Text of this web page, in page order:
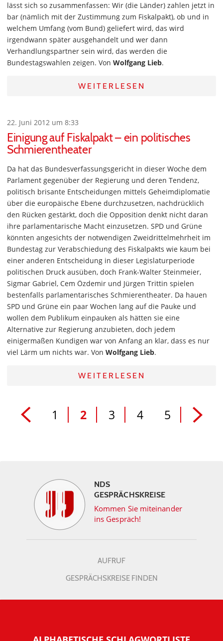
lässt sich so zusammenfassen: Wir (die Länder) zahlen jetzt in
bar (nämlich mit der Zustimmung zum Fiskalpakt), ob und in
welchem Umfang (vom Bund) geliefert wird, das wird
irgendwann später ausgehandelt und wer dann
Verhandlungspartner sein wird, das werden die
Bundestagswahlen zeigen. Von Wolfgang Lieb.
WEITERLESEN
22. Juni 2012 um 8:33
Einigung auf Fiskalpakt – ein politisches
Schmierentheater
Da hat das Bundesverfassungsgericht in dieser Woche dem
Parlament gegenüber der Regierung und deren Tendenz,
politisch brisante Entscheidungen mittels Geheimdiplomatie
über die europäische Ebene durchzusetzen, nachdrücklich
den Rücken gestärkt, doch die Opposition denkt nicht daran
ihre parlamentarische Macht einzusetzen. SPD und Grüne
könnten angesichts der notwendigen Zweidrittelmehrheit im
Bundestag zur Verabschiedung des Fiskalpakts wie kaum bei
einer anderen Entscheidung in dieser Legislaturperiode
politischen Druck ausüben, doch Frank-Walter Steinmeier,
Sigmar Gabriel, Cem Özdemir und Jürgen Trittin spielen
bestenfalls parlamentarisches Schmierentheater. Da hauen
SPD und Grüne ein paar Wochen lang auf die Pauke und
wollen dem Publikum einpauken als hätten sie eine
Alternative zur Regierung anzubieten, doch jedem
einigermaßen Kundigen war von Anfang an klar, dass es nur
viel Lärm um nichts war. Von Wolfgang Lieb.
WEITERLESEN
1 2 3 4 5
NDS
GESPRÄCHSKREISE
Kommen Sie miteinander
ins Gespräch!
AUFRUF
GESPRÄCHSKREISE FINDEN